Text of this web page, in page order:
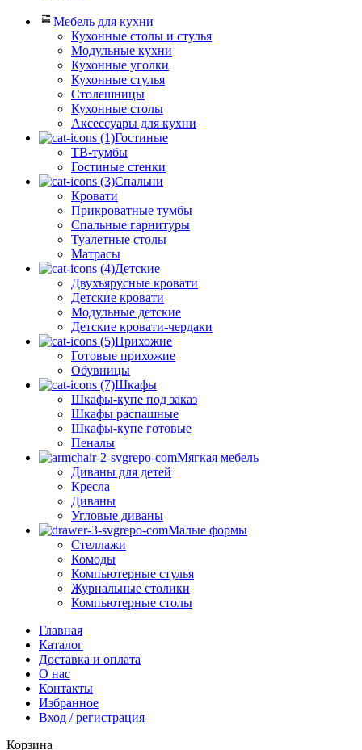
Мебель для кухни
Кухонные столы и стулья
Модульные кухни
Кухонные уголки
Кухонные стулья
Столешницы
Кухонные столы
Аксессуары для кухни
Гостиные
ТВ-тумбы
Гостиные стенки
Спальни
Кровати
Прикроватные тумбы
Спальные гарнитуры
Туалетные столы
Матрасы
Детские
Двухъярусные кровати
Детские кровати
Модульные детские
Детские кровати-чердаки
Прихожие
Готовые прихожие
Обувницы
Шкафы
Шкафы-купе под заказ
Шкафы распашные
Шкафы-купе готовые
Пеналы
Мягкая мебель
Диваны для детей
Кресла
Диваны
Угловые диваны
Малые формы
Стеллажи
Комоды
Компьютерные стулья
Журнальные столики
Компьютерные столы
Главная
Каталог
Доставка и оплата
О нас
Контакты
Избранное
Вход / регистрация
Корзина